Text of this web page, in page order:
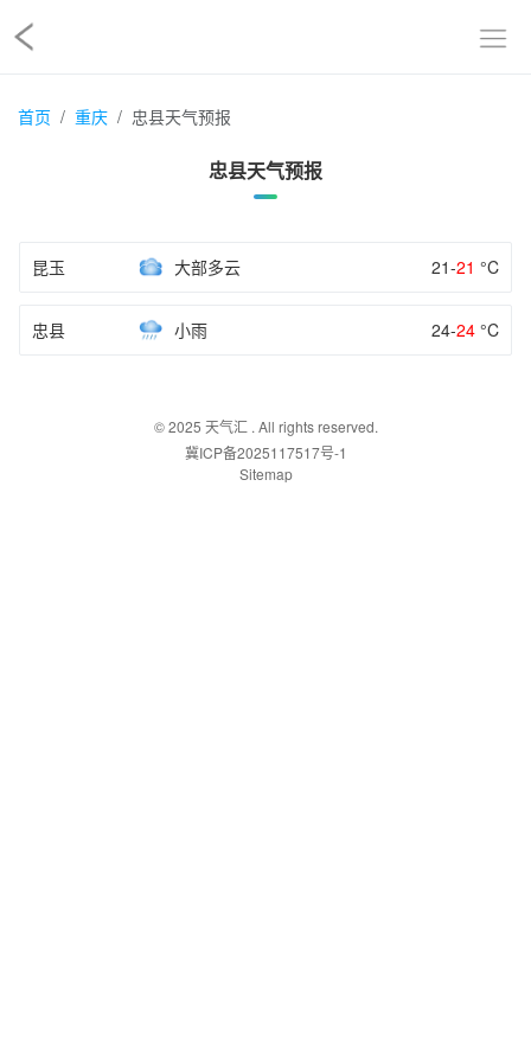
首页 重庆 忠县天气预报
忠县天气预报
昆玉 大部多云 21-21 °C
忠县 小雨 24-24 °C
© 2025 天气汇. All rights reserved.
冀ICP备2025117517号-1
Sitemap